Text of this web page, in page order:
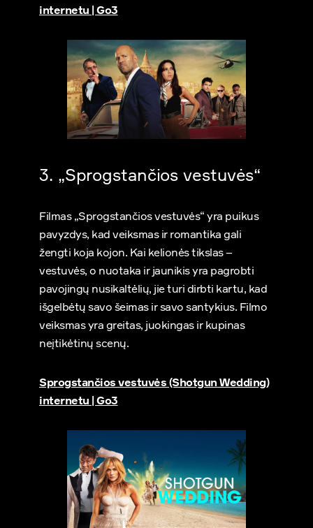
internetu | Go3
3. „Sprogstančios vestuvės“
Filmas „Sprogstančios vestuvės“ yra puikus
pavyzdys, kad veiksmas ir romantika gali
žengti koja kojon. Kai kelionės tikslas –
vestuvės, o nuotaka ir jaunikis yra pagrobti
pavojingų nusikaltėlių, jie turi dirbti kartu, kad
išgelbėtų savo šeimas ir savo santykius. Filmo
veiksmas yra greitas, juokingas ir kupinas
neįtikėtinų scenų.
Sprogstančios vestuvės (Shotgun Wedding)
internetu | Go3